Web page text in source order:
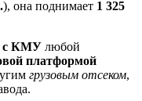
), она поднимает 1 325
с КМУ любой
платформой
грузовым отсеком,